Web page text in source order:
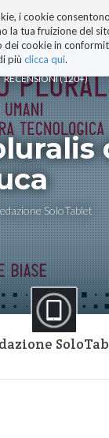
i cookie
la tua fruizione del
cookie in
più clicca qui.
ai
contenuti.
|
alla
navigazione
RECENSIONI (120+)
SoloTablet